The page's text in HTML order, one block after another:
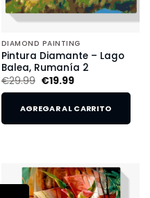
DIAMOND PAINTING
Pintura Diamante – Lago
Balea, Rumanía 2
€29.99 €19.99
AGREGAR AL CARRITO